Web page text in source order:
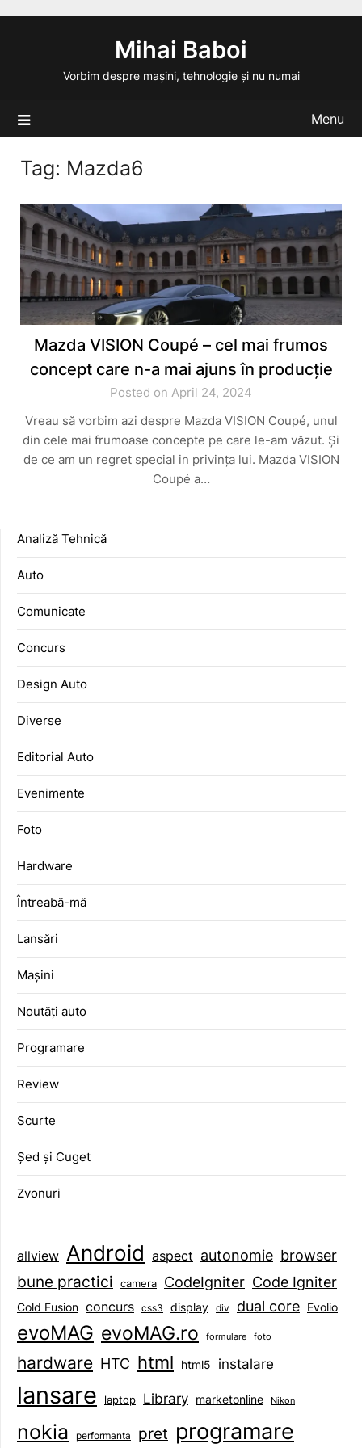
Mihai Baboi
Vorbim despre mașini, tehnologie și nu numai
Menu
Tag: Mazda6
Mazda VISION Coupé – cel mai frumos
concept care n-a mai ajuns în producție
Posted on April 24, 2024
Vreau să vorbim azi despre Mazda VISION Coupé, unul
din cele mai frumoase concepte pe care le-am văzut. Și
de ce am un regret special in privința lui. Mazda VISION
Coupé a…
Analiză Tehnică
Auto
Comunicate
Concurs
Design Auto
Diverse
Editorial Auto
Evenimente
Foto
Hardware
Întreabă-mă
Lansări
Mașini
Noutăți auto
Programare
Review
Scurte
Șed și Cuget
Zvonuri
allview Android aspect autonomie browser
bune practici camera CodeIgniter Code Igniter
Cold Fusion concurs css3 display div dual core Evolio
evoMAG evoMAG.ro formulare foto
hardware HTC html html5 instalare
lansare laptop Library marketonline Nikon
nokia performanta pret programare